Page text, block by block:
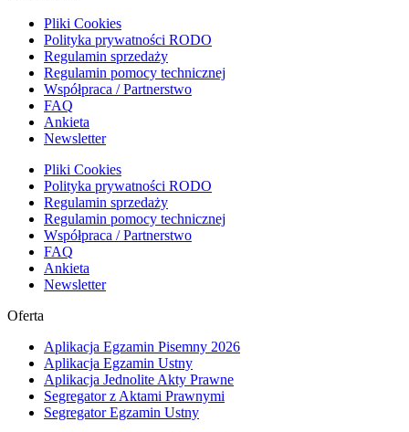
Pliki Cookies
Polityka prywatności RODO
Regulamin sprzedaży
Regulamin pomocy technicznej
Współpraca / Partnerstwo
FAQ
Ankieta
Newsletter
Pliki Cookies
Polityka prywatności RODO
Regulamin sprzedaży
Regulamin pomocy technicznej
Współpraca / Partnerstwo
FAQ
Ankieta
Newsletter
Oferta
Aplikacja Egzamin Pisemny 2026
Aplikacja Egzamin Ustny
Aplikacja Jednolite Akty Prawne
Segregator z Aktami Prawnymi
Segregator Egzamin Ustny